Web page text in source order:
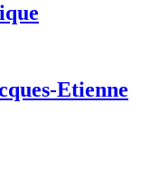
Etienne